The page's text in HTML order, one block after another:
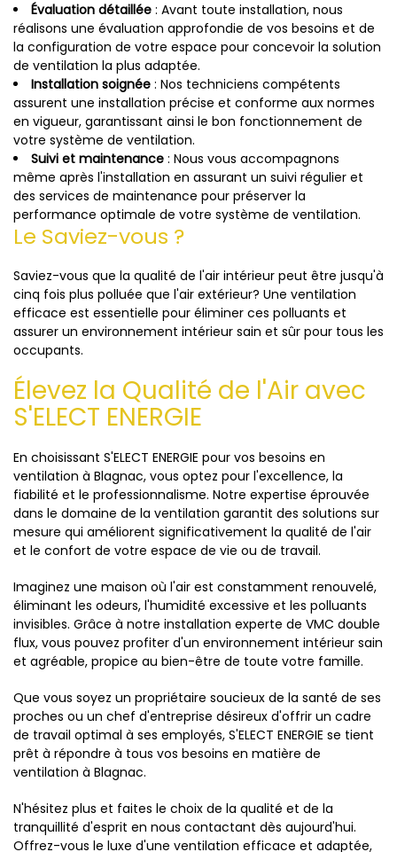
Évaluation détaillée : Avant toute installation, nous
réalisons une évaluation approfondie de vos besoins et de
la configuration de votre espace pour concevoir la solution
de ventilation la plus adaptée.
Installation soignée : Nos techniciens compétents
assurent une installation précise et conforme aux normes
en vigueur, garantissant ainsi le bon fonctionnement de
votre système de ventilation.
Suivi et maintenance : Nous vous accompagnons
même après l'installation en assurant un suivi régulier et
des services de maintenance pour préserver la
performance optimale de votre système de ventilation.
Le Saviez-vous ?
Saviez-vous que la qualité de l'air intérieur peut être jusqu'à
cinq fois plus polluée que l'air extérieur? Une ventilation
efficace est essentielle pour éliminer ces polluants et
assurer un environnement intérieur sain et sûr pour tous les
occupants.
Élevez la Qualité de l'Air avec
S'ELECT ENERGIE
En choisissant S'ELECT ENERGIE pour vos besoins en
ventilation à Blagnac, vous optez pour l'excellence, la
fiabilité et le professionnalisme. Notre expertise éprouvée
dans le domaine de la ventilation garantit des solutions sur
mesure qui améliorent significativement la qualité de l'air
et le confort de votre espace de vie ou de travail.
Imaginez une maison où l'air est constamment renouvelé,
éliminant les odeurs, l'humidité excessive et les polluants
invisibles. Grâce à notre installation experte de VMC double
flux, vous pouvez profiter d'un environnement intérieur sain
et agréable, propice au bien-être de toute votre famille.
Que vous soyez un propriétaire soucieux de la santé de ses
proches ou un chef d'entreprise désireux d'offrir un cadre
de travail optimal à ses employés, S'ELECT ENERGIE se tient
prêt à répondre à tous vos besoins en matière de
ventilation à Blagnac.
N'hésitez plus et faites le choix de la qualité et de la
tranquillité d'esprit en nous contactant dès aujourd'hui.
Offrez-vous le luxe d'une ventilation efficace et adaptée,